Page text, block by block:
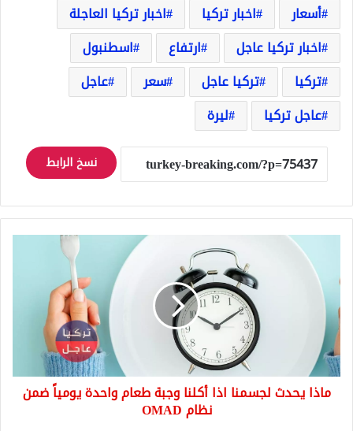
أسعار
اخبار تركيا
اخبار تركيا العاجلة
اخبار تركيا عاجل
ارتفاع
اسطنبول
تركيا
تركيا عاجل سعر
عاجل
عاجل تركيا
ليرة
نسخ الرابط
لجسمنا
اذا
أكلنا
وجبة
طعام
واحدة
يومياً
ضمن
ماذا يحدث لجسمنا اذا أكلنا وجبة طعام واحدة يومياً ضمن
نظام OMAD